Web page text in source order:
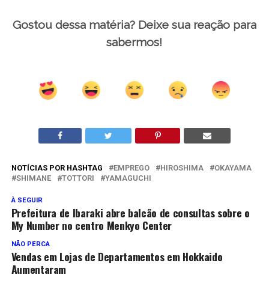
Gostou dessa matéria? Deixe sua reação para
sabermos!
NOTÍCIAS POR HASHTAG EMPREGO HIROSHIMA
OKAYAMA
SHIMANE
TOTTORI YAMAGUCHI
À SEGUIR
Prefeitura de Ibaraki abre balcão de consultas sobre o
My Number no centro Menkyo Center
NÃO PERCA
Vendas em Lojas de Departamentos em Hokkaido
Aumentaram